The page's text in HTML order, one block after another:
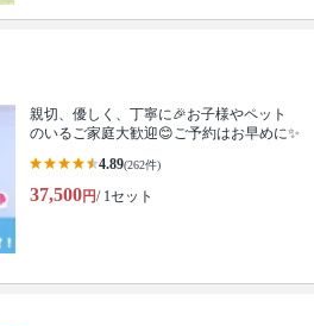
親切、優しく、丁寧に🎉お子様やペット
のいるご家庭大歓迎😊ご予約はお早めに✨
4.89(262件)
37,500円/ 1セット